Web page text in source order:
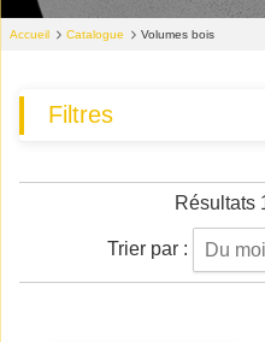
Accueil Catalogue Volumes bois
Résultats
Trier par : Du
Filtres